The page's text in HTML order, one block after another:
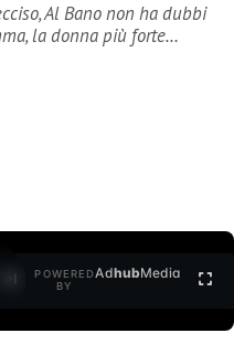
Al Bano non ha dubbi
la donna più forte…
POWERED
BY
AdhubMedia